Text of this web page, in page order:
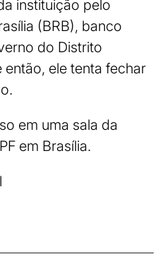
instituição pelo
(BRB), banco
do Distrito
então, ele tenta fechar
em uma sala da
em Brasília.